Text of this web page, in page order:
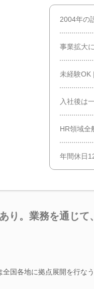
2004年の
事業拡大
未経験OK
入社後は
HR領域全
年間休日
り。業務を通じて
国各地に拠点展開を行なう